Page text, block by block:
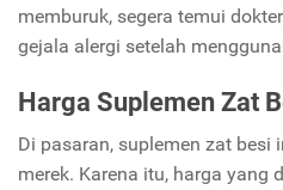
memburuk, segera temui
gejala alergi setelah
Harga Suplemen Zat
Di pasaran, suplemen zat besi
merek. Karena itu, harga yang